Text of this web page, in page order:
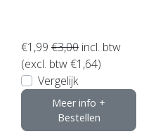
€1,99 €3,00 incl. btw
(excl. btw €1,64)
Vergelijk
Meer info +
Bestellen